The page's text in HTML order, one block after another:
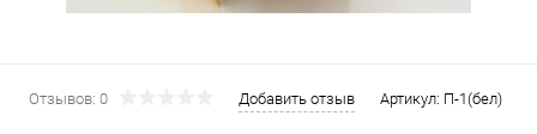
Отзывов: 0 Добавить отзыв Артикул: П-1(бел)